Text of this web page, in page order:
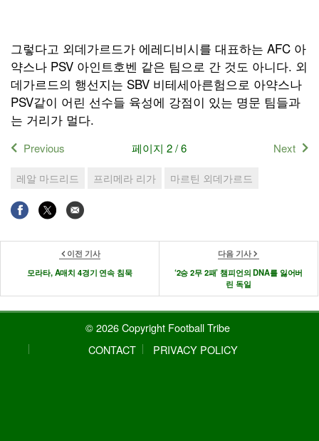
그렇다고 외데가르드가 에레디비시를 대표하는 AFC 아
약스나 PSV 아인트호벤 같은 팀으로 간 것도 아니다. 외
데가르드의 행선지는 SBV 비테세아른험으로 아약스나
PSV같이 어린 선수들 육성에 강점이 있는 명문 팀들과
는 거리가 멀다.
Previous 페이지 2 / 6 Next
레알 마드리드 프리메라 리가 마르틴 외데가르드
이전 기사
모라타, A매치 4경기 연속 침묵
다음 기사
‘2승 2무 2패’ 챔피언의 DNA를 잃어버
린 독일
© 2026 Copyright Football Tribe
CONTACT
PRIVACY POLICY